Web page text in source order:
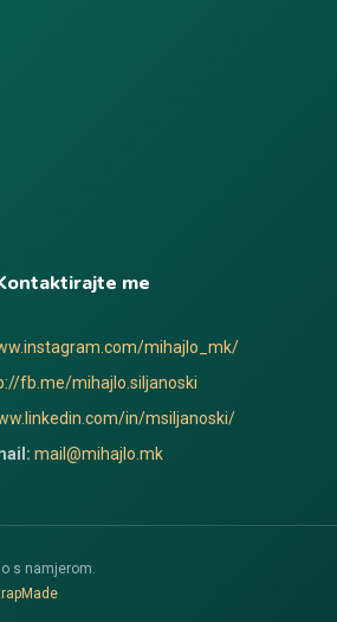
me
mihajlo_mk/
fb.me/mihajlo.siljanoski
in/msiljanoski/
mail@mihajlo.mk
s namjerom.